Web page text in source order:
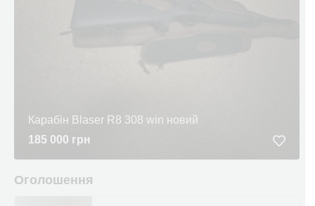
Карабін Blaser R8 308 win новий
185 000 грн
Оголошення